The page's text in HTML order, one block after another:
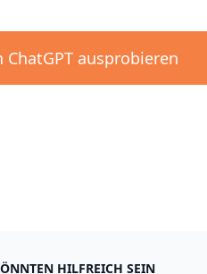
ausprobieren
HILFREICH SEIN